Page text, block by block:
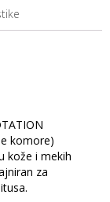
komore)
kože i mekih
za